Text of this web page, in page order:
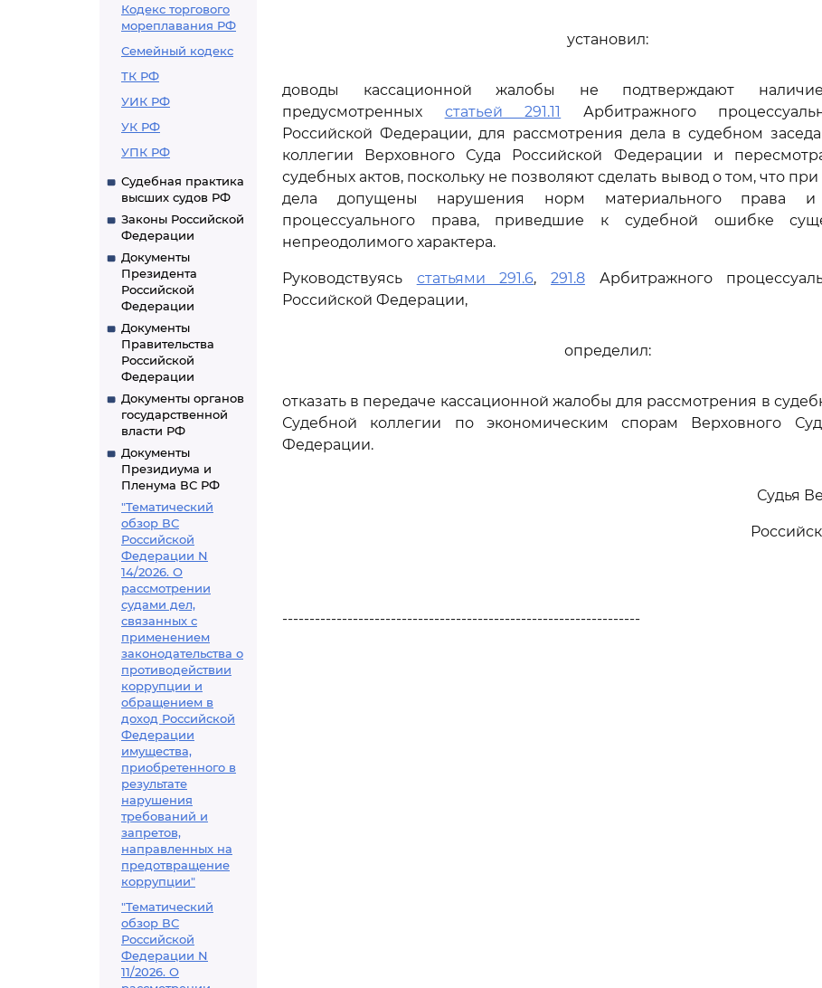
Кодекс торгового
мореплавания РФ
Семейный кодекс
ТК РФ
УИК РФ
УК РФ
УПК РФ
Судебная практика
высших судов РФ
Законы Российской
Федерации
Документы
Президента
Российской
Федерации
Документы
Правительства
Российской
Федерации
Документы органов
государственной
власти РФ
Документы
Президиума и
Пленума ВС РФ
"Тематический
обзор ВС
Российской
Федерации N
14/2026. О
рассмотрении
судами дел,
связанных с
применением
законодательства о
противодействии
коррупции и
обращением в
доход Российской
Федерации
имущества,
приобретенного в
результате
нарушения
требований и
запретов,
направленных на
предотвращение
коррупции"
"Тематический
обзор ВС
Российской
Федерации N
11/2026. О
установил:
доводы кассационной жалобы не подтверждают
предусмотренных статьей 291.11
Арбитражного
Российской Федерации, для рассмотрения дела в судебном
коллегии Верховного Суда Российской Федерации и
судебных актов, поскольку не позволяют сделать вывод о том, что
дела допущены нарушения норм материального права
процессуального права, приведшие к судебной ошибке
непреодолимого характера.
Руководствуясь статьями 291.6,291.8 Арбитражного
Российской Федерации,
определил:
отказать в передаче кассационной жалобы для рассмотрения в
Судебной коллегии по экономическим спорам Верховного
Федерации.
Судья
------------------------------------------------------------------